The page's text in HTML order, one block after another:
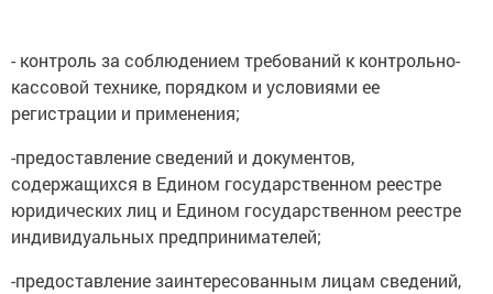
- контроль за соблюдением требований к контрольно-
кассовой технике, порядком и условиями ее
регистрации и применения;
-предоставление сведений и документов,
содержащихся в Едином государственном реестре
юридических лиц и Едином государственном реестре
индивидуальных предпринимателей;
-предоставление заинтересованным лицам сведений,